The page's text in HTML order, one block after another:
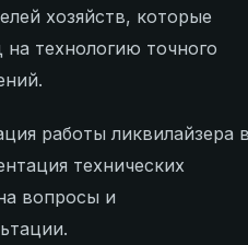
хозяйств, которые
технологию точного
работы ликвилайзера
технических
вопросы и